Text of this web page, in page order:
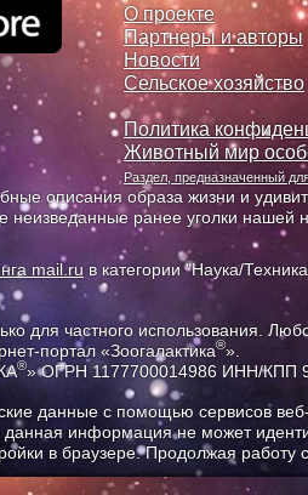
О проекте
Партнеры и авторы
Новости
Сельское хозяйство
Политика
Животный мир
Раздел, предназначенный
описания образа жизни и
неизведанные ранее уголки нашей
mail.ru в категории "Наука/
частного использования.
портал «Зоогалактика®».
®» ОГРН 1177700014986 ИНН/КПП
данные с помощью сервисов
информация не может
в браузере. Продолжая